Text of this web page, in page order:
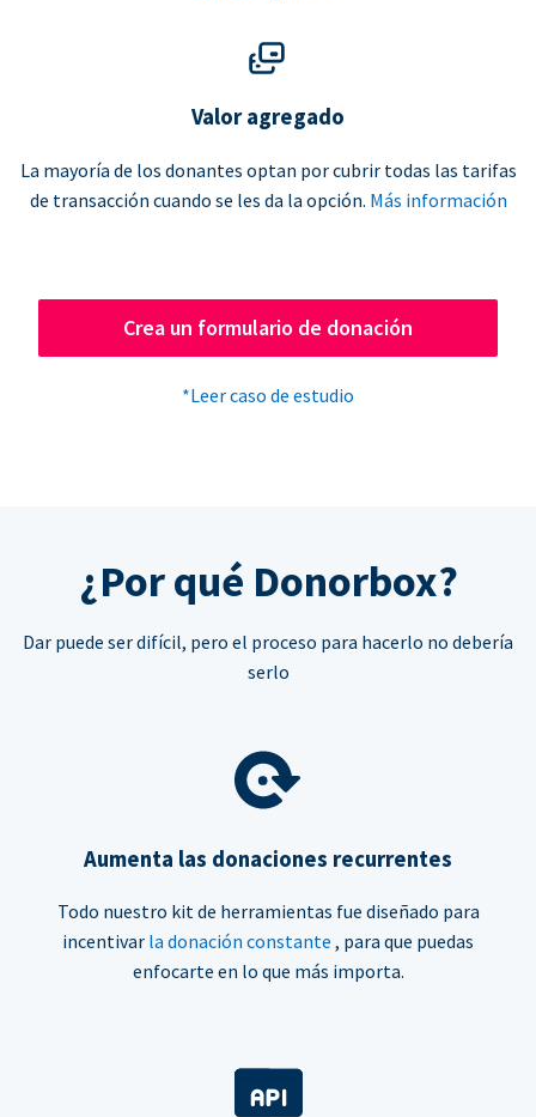
Valor agregado
La mayoría de los donantes optan por cubrir todas las tarifas
de transacción cuando se les da la opción. Más información
Crea un formulario de donación
*Leer caso de estudio
¿Por qué Donorbox?
Dar puede ser difícil, pero el proceso para hacerlo no debería
serlo
Aumenta las donaciones recurrentes
Todo nuestro kit de herramientas fue diseñado para
incentivar la donación constante , para que puedas
enfocarte en lo que más importa.